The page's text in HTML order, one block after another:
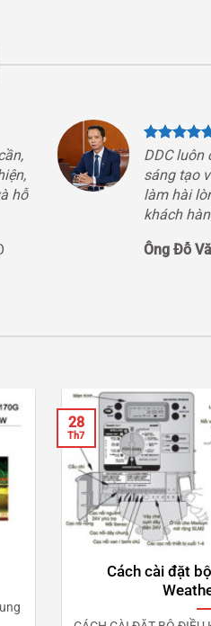
hỗ
DDC luôn
sáng tạo
làm hài
khách
Ông Đỗ
Cách cài đặt
28
Th7